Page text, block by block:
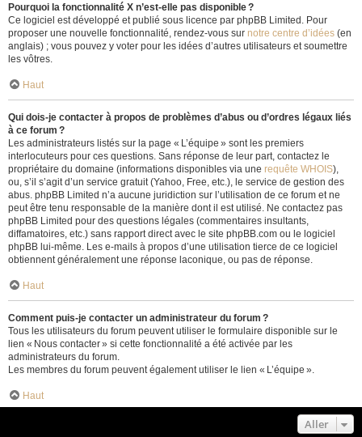
Pourquoi la fonctionnalité X n’est-elle pas disponible ?
Ce logiciel est développé et publié sous licence par phpBB Limited. Pour
proposer une nouvelle fonctionnalité, rendez-vous sur notre centre d’idées (en
anglais) ; vous pouvez y voter pour les idées d’autres utilisateurs et soumettre
les vôtres.
Haut
Qui dois-je contacter à propos de problèmes d’abus ou d’ordres légaux liés
à ce forum ?
Les administrateurs listés sur la page « L’équipe » sont les premiers
interlocuteurs pour ces questions. Sans réponse de leur part, contactez le
propriétaire du domaine (informations disponibles via une requête WHOIS),
ou, s’il s’agit d’un service gratuit (Yahoo, Free, etc.), le service de gestion des
abus. phpBB Limited n’a aucune juridiction sur l’utilisation de ce forum et ne
peut être tenu responsable de la manière dont il est utilisé. Ne contactez pas
phpBB Limited pour des questions légales (commentaires insultants,
diffamatoires, etc.) sans rapport direct avec le site phpBB.com ou le logiciel
phpBB lui-même. Les e-mails à propos d’une utilisation tierce de ce logiciel
obtiennent généralement une réponse laconique, ou pas de réponse.
Haut
Comment puis-je contacter un administrateur du forum ?
Tous les utilisateurs du forum peuvent utiliser le formulaire disponible sur le
lien « Nous contacter » si cette fonctionnalité a été activée par les
administrateurs du forum.
Les membres du forum peuvent également utiliser le lien « L’équipe ».
Haut
Aller